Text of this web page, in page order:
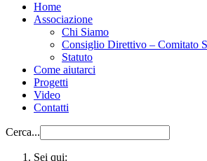
Home
Associazione
Chi Siamo
Consiglio Direttivo – Comitato
Statuto
Come aiutarci
Progetti
Video
Contatti
Cerca...
Sei qui: